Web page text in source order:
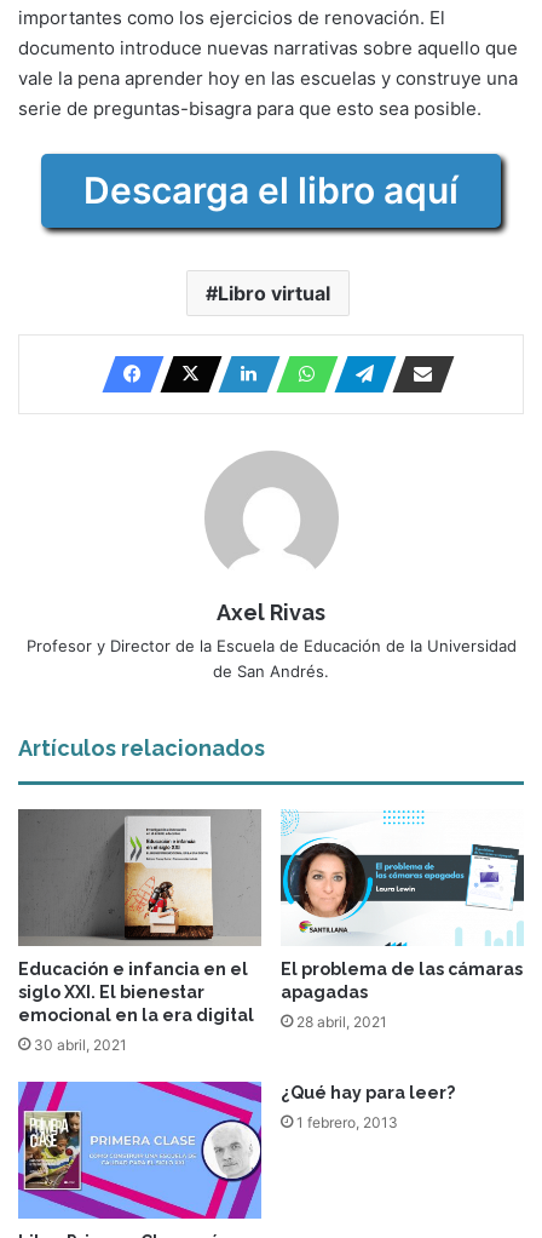
importantes como los ejercicios de renovación. El
documento introduce nuevas narrativas sobre aquello que
vale la pena aprender hoy en las escuelas y construye una
serie de preguntas-bisagra para que esto sea posible.
Descarga el libro aquí
Libro virtual
Axel Rivas
Profesor y Director de la Escuela de Educación de la Universidad
de San Andrés.
Artículos relacionados
Educación e infancia en el
siglo XXI. El bienestar
emocional en la era digital
30 abril, 2021
El problema de las cámaras
apagadas
28 abril, 2021
¿Qué hay para leer?
1 febrero, 2013